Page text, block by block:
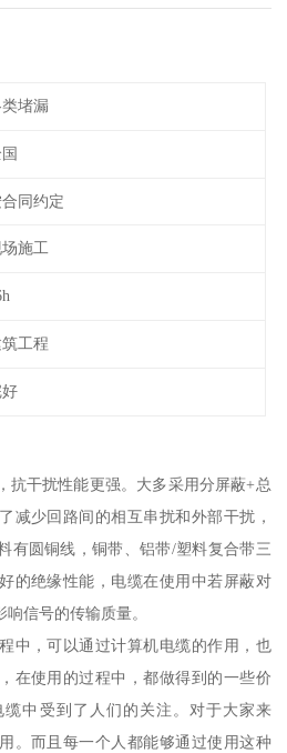
堵漏
同约定
施工
工程
抗干扰性能更强。大多采用分屏蔽+总
减少回路间的相互串扰和外部干扰，
有圆铜线，铜带、铝带/塑料复合带三
的绝缘性能，电缆在使用中若屏蔽对
信号的传输质量。
中，可以通过计算机电缆的作用，也
在使用的过程中，都做得到的一些价
中受到了人们的关注。对于大家来
。而且每一个人都能够通过使用这种